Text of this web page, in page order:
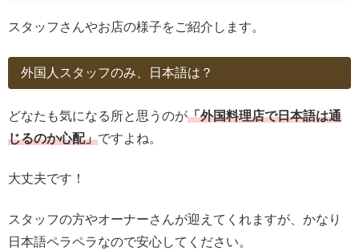
スタッフさんやお店の様子をご紹介します。
外国人スタッフのみ、日本語は？
どなたも気になる所と思うのが「外国料理店で日本語は通
じるのか心配」ですよね。
大丈夫です！
スタッフの方やオーナーさんが迎えてくれますが、かなり
日本語ペラペラなので安心してください。